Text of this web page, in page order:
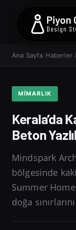
Ana Sayfa Haberler›
MIMARLIK
Kerala’da
Beton
Mindspark
bölgesinde
Summer
doğa